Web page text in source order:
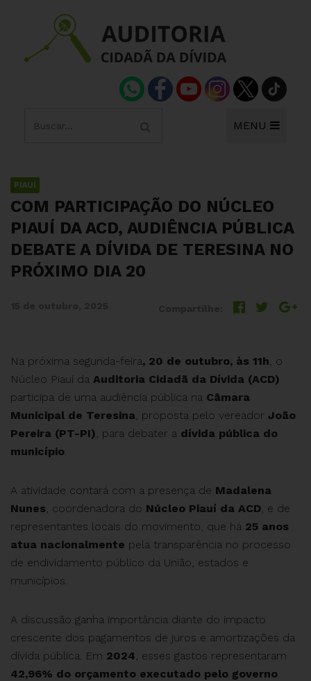
MENU
PIAUÍ
COM PARTICIPAÇÃO DO NÚCLEO
PIAUÍ DA ACD, AUDIÊNCIA PÚBLICA
DEBATE A DÍVIDA DE TERESINA NO
PRÓXIMO DIA 20
Na próxima segunda-feira, 20 de outubro, às 11h, o
Núcleo Piauí da Auditoria Cidadã da Dívida (ACD)
participa de uma audiência pública na Câmara
Municipal de Teresina, proposta pelo vereador João
Pereira (PT-PI), para debater a dívida pública do
município.
A atividade contará com a presença de Madalena
Nunes, coordenadora do Núcleo Piauí da ACD, e de
representantes locais do movimento, que há 25 anos
atua nacionalmente pela transparência no processo
de endividamento público da União, estados e
municípios.
A discussão ganha importância diante do impacto
crescente dos pagamentos de juros e amortizações da
dívida pública. Em 2024, esses gastos representaram
42,96% do orçamento executado pelo governo